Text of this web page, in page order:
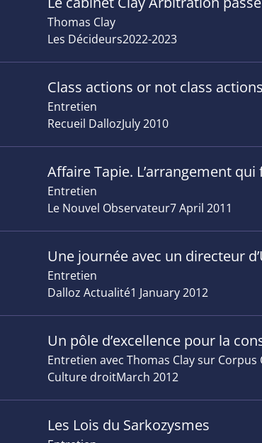
Thomas Clay
Les Décideurs2022-2023
Class actions or not class
Entretien
Recueil DallozJuly 2010
Affaire Tapie. L’arrangement
Entretien
Le Nouvel Observateur7 April 2011
Une journée avec un directeur
Entretien
Dalloz Actualité1 January 2012
Un pôle d’excellence pour la
Entretien avec Thomas Clay sur
Culture droitMarch 2012
Les Lois du Sarkozysmes